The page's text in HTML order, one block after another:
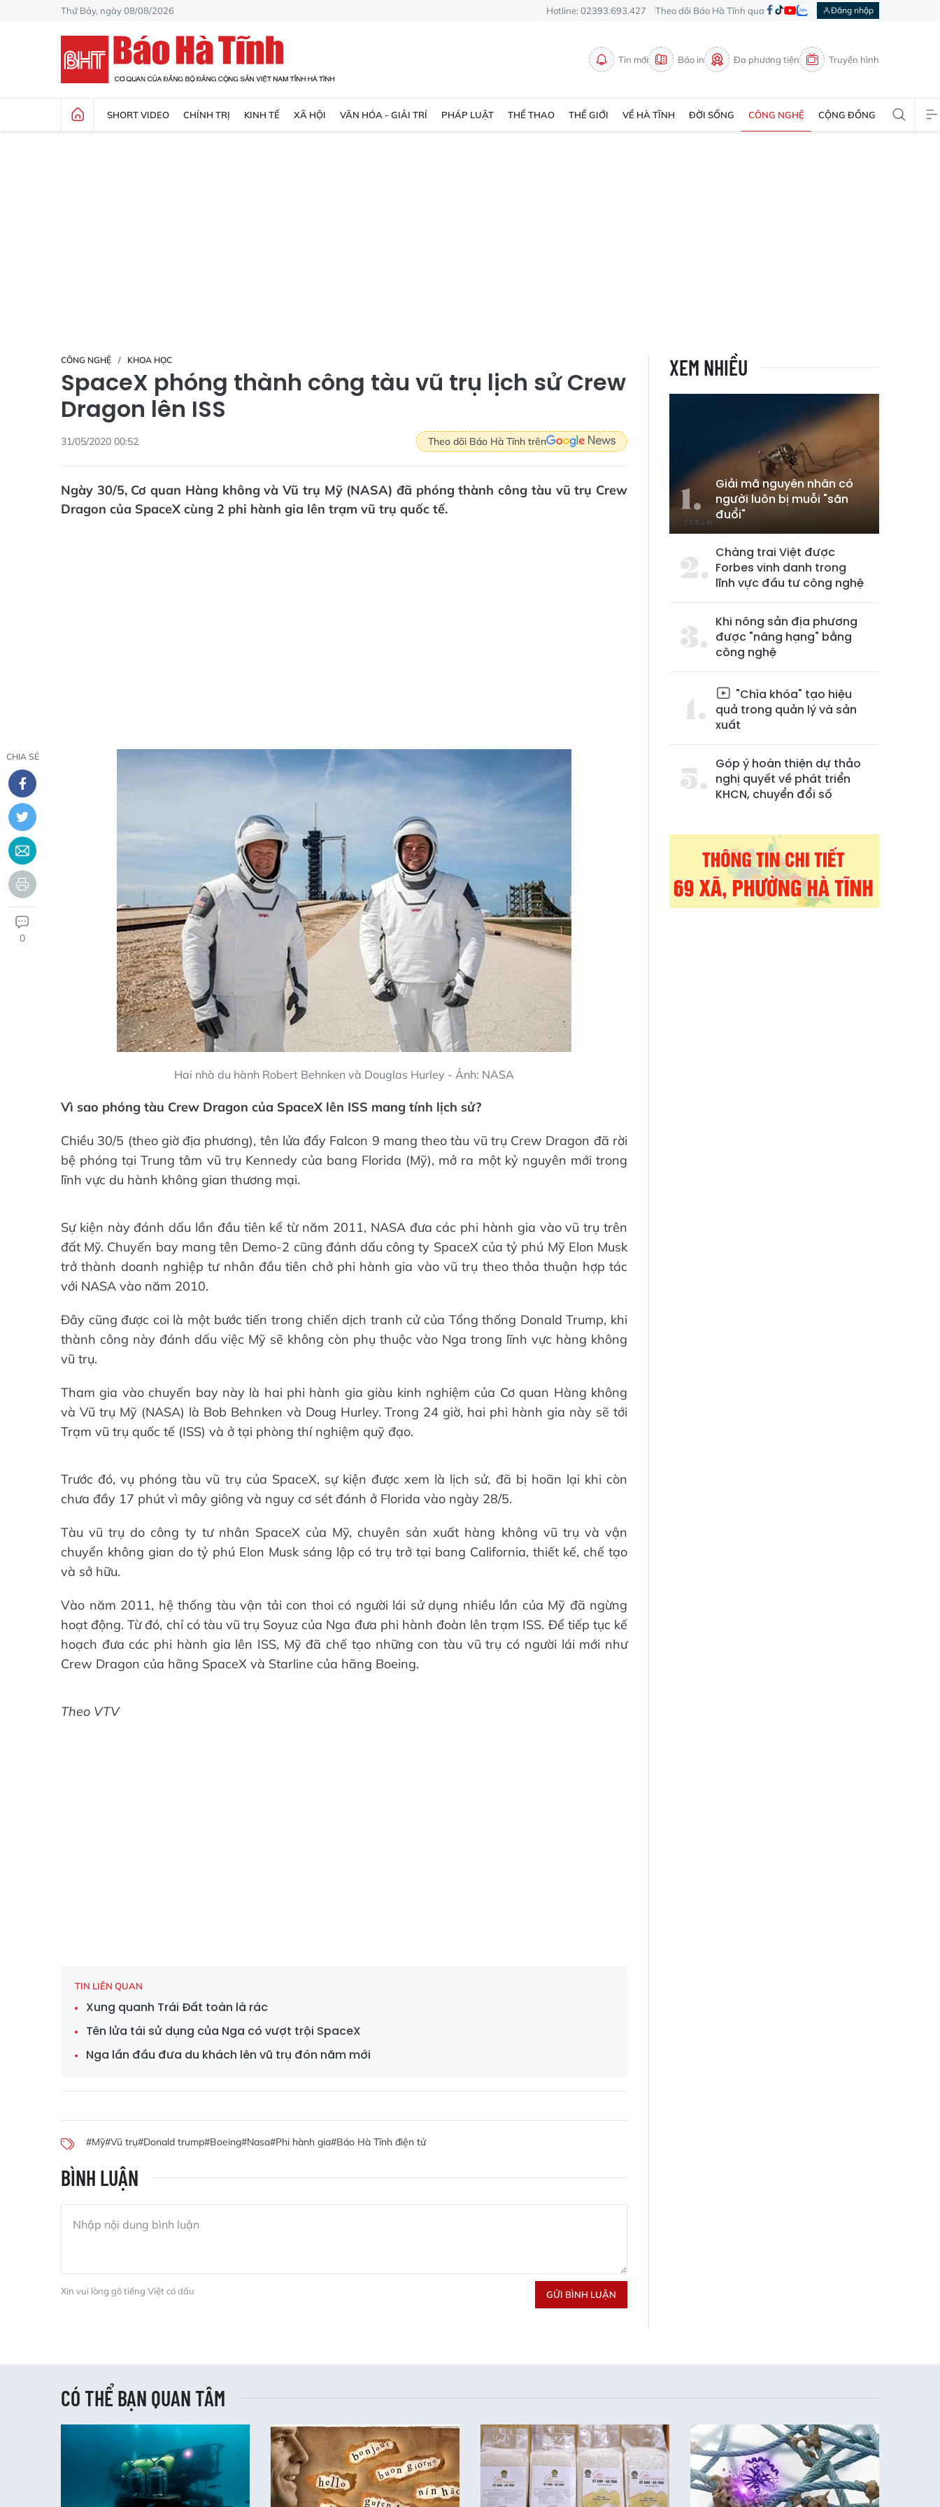
Thứ Bảy, ngày 08/08/2026 Hotline: 02393.693.427 Theo dõi Báo Hà Tĩnh qua Đăng nhập
Tin mới Báo in Đa phương tiện Truyền hình
SHORT VIDEO CHÍNH TRỊ KINH TẾ XÃ HỘI VĂN HÓA - GIẢI TRÍ PHÁP LUẬT THỂ THAO THẾ GIỚI VỀ HÀ TĨNH ĐỜI SỐNG CÔNG NGHỆ CỘNG ĐỒNG
CÔNG NGHỆ KHOA HỌC
SpaceX phóng thành công tàu vũ trụ lịch sử Crew
Dragon lên ISS
31/05/2020 00:52 Theo dõi Báo Hà Tĩnh trên
Ngày 30/5, Cơ quan Hàng không và Vũ trụ Mỹ (NASA) đã phóng thành công tàu vũ trụ Crew
Dragon của SpaceX cùng 2 phi hành gia lên trạm vũ trụ quốc tế.
CHIA SẺ
0
Hai nhà du hành Robert Behnken và Douglas Hurley - Ảnh: NASA
Vì sao phóng tàu Crew Dragon của SpaceX lên ISS mang tính lịch sử?
Chiều 30/5 (theo giờ địa phương), tên lửa đẩy Falcon 9 mang theo tàu vũ trụ Crew Dragon đã rời
bệ phóng tại Trung tâm vũ trụ Kennedy của bang Florida (Mỹ), mở ra một kỷ nguyên mới trong
lĩnh vực du hành không gian thương mại.
Sự kiện này đánh dấu lần đầu tiên kể từ năm 2011, NASA đưa các phi hành gia vào vũ trụ trên
đất Mỹ. Chuyến bay mang tên Demo-2 cũng đánh dấu công ty SpaceX của tỷ phú Mỹ Elon Musk
trở thành doanh nghiệp tư nhân đầu tiên chở phi hành gia vào vũ trụ theo thỏa thuận hợp tác
với NASA vào năm 2010.
Đây cũng được coi là một bước tiến trong chiến dịch tranh cử của Tổng thống Donald Trump, khi
thành công này đánh dấu việc Mỹ sẽ không còn phụ thuộc vào Nga trong lĩnh vực hàng không
vũ trụ.
Tham gia vào chuyến bay này là hai phi hành gia giàu kinh nghiệm của Cơ quan Hàng không
và Vũ trụ Mỹ (NASA) là Bob Behnken và Doug Hurley. Trong 24 giờ, hai phi hành gia này sẽ tới
Trạm vũ trụ quốc tế (ISS) và ở tại phòng thí nghiệm quỹ đạo.
Trước đó, vụ phóng tàu vũ trụ của SpaceX, sự kiện được xem là lịch sử, đã bị hoãn lại khi còn
chưa đầy 17 phút vì mây giông và nguy cơ sét đánh ở Florida vào ngày 28/5.
Tàu vũ trụ do công ty tư nhân SpaceX của Mỹ, chuyên sản xuất hàng không vũ trụ và vận
chuyển không gian do tỷ phú Elon Musk sáng lập có trụ trở tại bang California, thiết kế, chế tạo
và sở hữu.
Vào năm 2011, hệ thống tàu vận tải con thoi có người lái sử dụng nhiều lần của Mỹ đã ngừng
hoạt động. Từ đó, chỉ có tàu vũ trụ Soyuz của Nga đưa phi hành đoàn lên trạm ISS. Để tiếp tục kế
hoạch đưa các phi hành gia lên ISS, Mỹ đã chế tạo những con tàu vũ trụ có người lái mới như
Crew Dragon của hãng SpaceX và Starline của hãng Boeing.
Theo VTV
TIN LIÊN QUAN
Xung quanh Trái Đất toàn là rác
Tên lửa tái sử dụng của Nga có vượt trội SpaceX
Nga lần đầu đưa du khách lên vũ trụ đón năm mới
#Mỹ#Vũ trụ#Donald trump#Boeing#Nasa#Phi hành gia#Báo Hà Tĩnh điện tử
BÌNH LUẬN
Xin vui lòng gõ tiếng Việt có dấu GỬI BÌNH LUẬN
XEM NHIỀU
Giải mã nguyên nhân có
người luôn bị muỗi "săn
đuổi"
Chàng trai Việt được
Forbes vinh danh trong
lĩnh vực đầu tư công nghệ
Khi nông sản địa phương
được "nâng hạng" bằng
công nghệ
"Chìa khóa" tạo hiệu
quả trong quản lý và sản
xuất
Góp ý hoàn thiện dự thảo
nghị quyết về phát triển
KHCN, chuyển đổi số
CÓ THỂ BẠN QUAN TÂM